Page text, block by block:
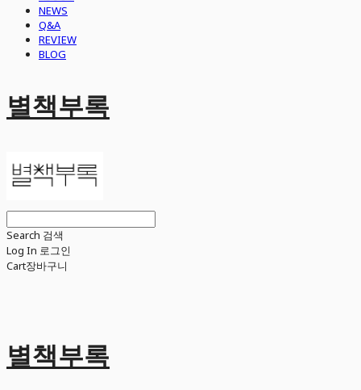
NEWS
Q&A
REVIEW
BLOG
별책부록
Search 검색
Log In 로그인
Cart장바구니
별책부록